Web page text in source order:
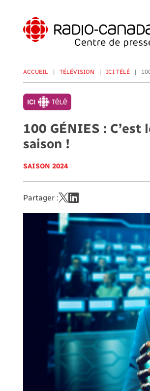
contenu
principal
ACCUEIL TÉLÉVISION ICI TÉLÉ
100 GÉNIES :
saison !
SAISON 2024
Partager :